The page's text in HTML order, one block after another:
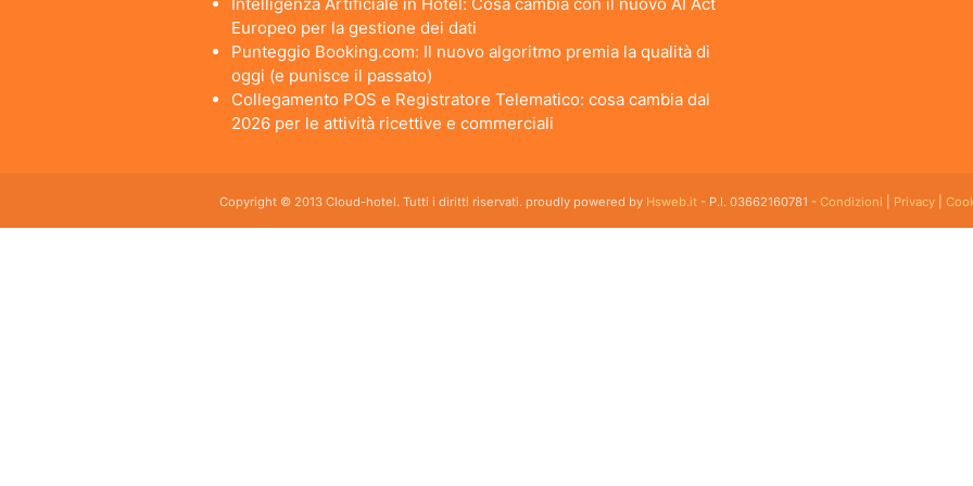
Europeo per la gestione dei dati
Punteggio Booking.com: Il nuovo algoritmo premia la qualità di
oggi (e punisce il passato)
Collegamento POS e Registratore Telematico: cosa cambia dal
2026 per le attività ricettive e commerciali
Copyright © 2013 Cloud-hotel. Tutti i diritti riservati. proudly powered by Hsweb.it- P.I. 03662160781 - Condizioni Privacy|